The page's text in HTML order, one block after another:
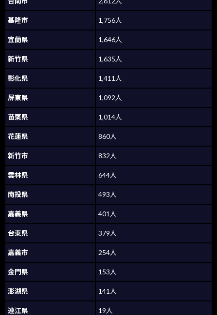
基隆市 1,756人
宜蘭県 1,646人
新竹県 1,635人
彰化県 1,411人
屏東県 1,092人
苗栗県 1,014人
花蓮県 860人
新竹市 832人
雲林県 644人
南投県 493人
嘉義県 401人
台東県 379人
嘉義市 254人
金門県 153人
澎湖県 141人
連江県 19人